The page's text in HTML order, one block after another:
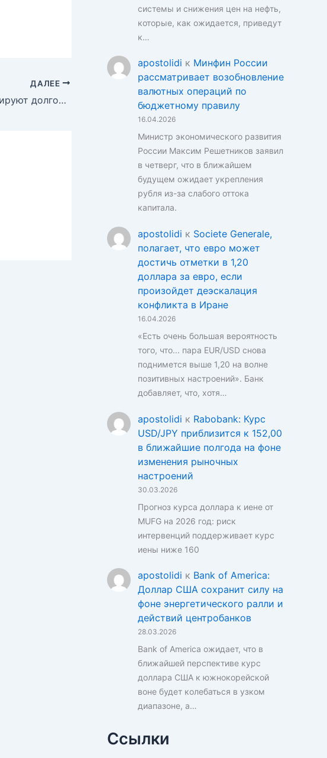
ДАЛЕЕ
EUR/USD: банки прогнозируют долгосрочное восстановление евро к доллару
системы и снижения цен на нефть,
которые, как ожидается, приведут
к…
apostolidi к Минфин России
рассматривает возобновление
валютных операций по
бюджетному правилу
16.04.2026
Министр экономического развития
России Максим Решетников заявил
в четверг, что в ближайшем
будущем ожидает укрепления
рубля из-за слабого оттока
капитала.
apostolidi к Societe Generale,
полагает, что евро может
достичь отметки в 1,20
доллара за евро, если
произойдет деэскалация
конфликта в Иране
16.04.2026
«Есть очень большая вероятность
того, что... пара EUR/USD снова
поднимется выше 1,20 на волне
позитивных настроений». Банк
добавляет, что, хотя…
apostolidi к Rabobank: Курс
USD/JPY приблизится к 152,00
в ближайшие полгода на фоне
изменения рыночных
настроений
30.03.2026
Прогноз курса доллара к иене от
MUFG на 2026 год: риск
интервенций поддерживает курс
иены ниже 160
apostolidi к Bank of America:
Доллар США сохранит силу на
фоне энергетического ралли и
действий центробанков
28.03.2026
Bank of America ожидает, что в
ближайшей перспективе курс
доллара США к южнокорейской
воне будет колебаться в узком
диапазоне, а…
Ссылки